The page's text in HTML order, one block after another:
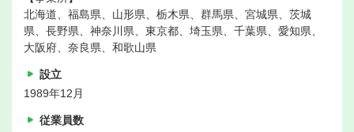
北海道、福島県、山形県、栃木県、群馬県、宮城県、茨城
県、長野県、神奈川県、東京都、埼玉県、千葉県、愛知県、
大阪府、奈良県、和歌山県
設立
1989年12月
従業員数